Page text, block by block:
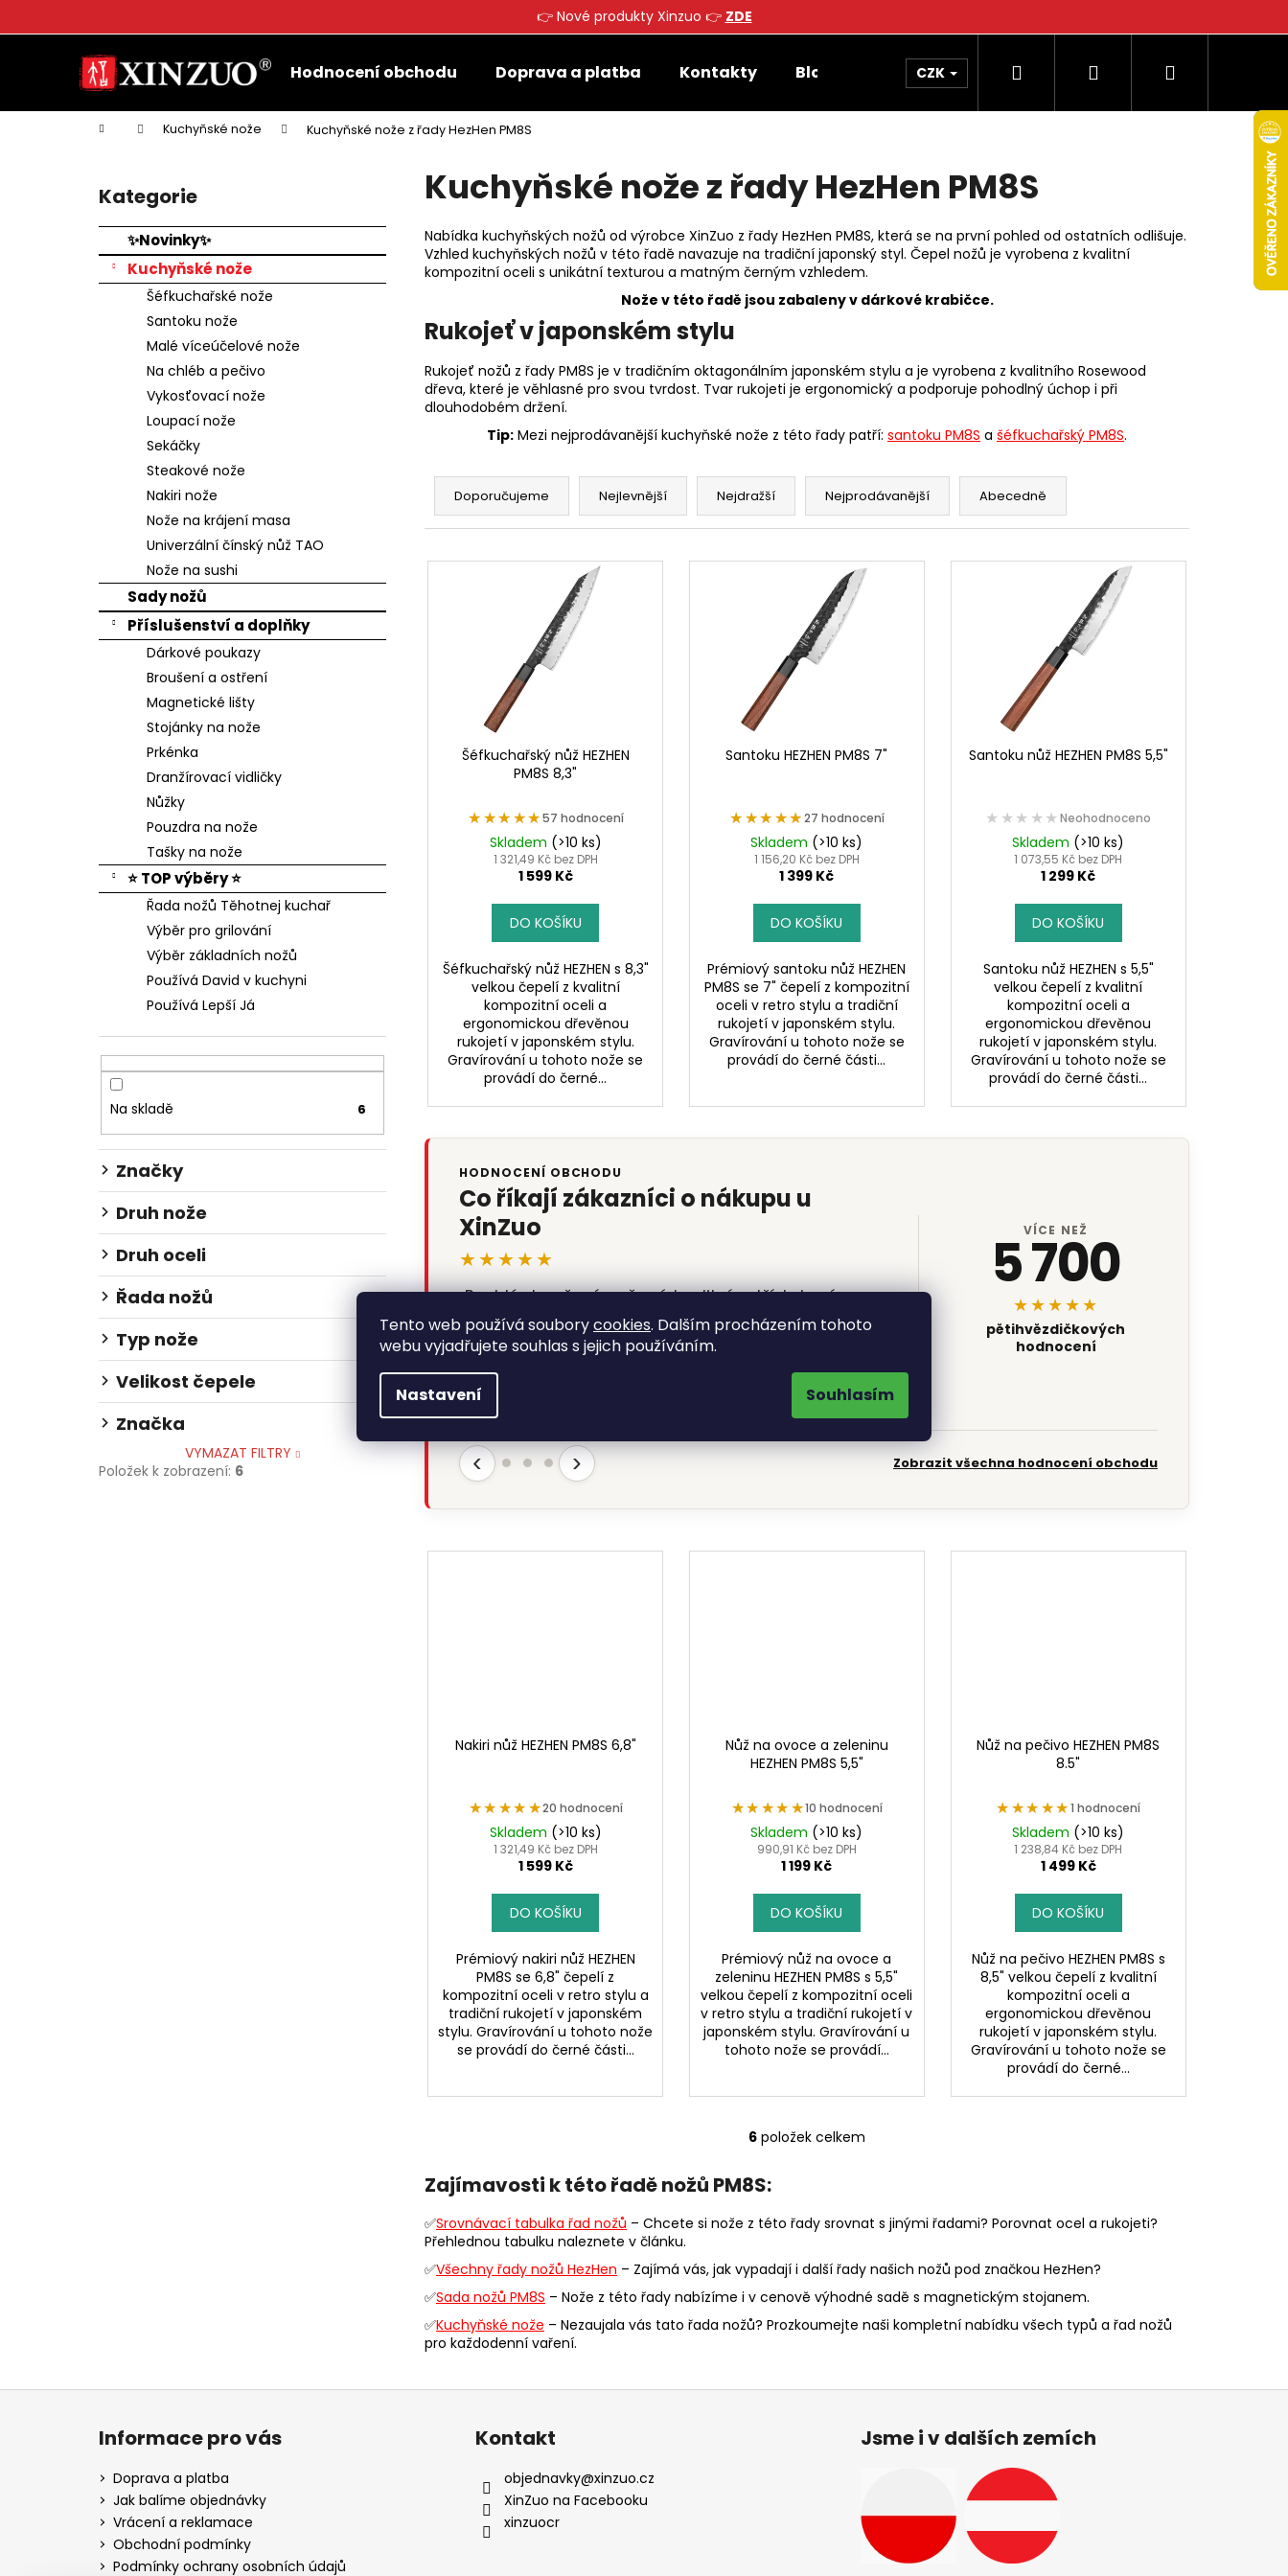
👉 Nové produkty Xinzuo 👉 ZDE
Tento web používá souborycookies. Dalším procházením tohoto
webu vyjadřujete souhlas s jejich používáním.
Nastavení Souhlasím
Hodnocení obchodu Doprava a platba Kontakty Blog CZK Hledat PřihlášeníNákupní
Domů Kuchyňské nože Kuchyňské nože z řady HezHen PM8S
Přeskočit
kategorie
Kategorie
✨Novinky✨
Kuchyňské nože
Šéfkuchařské nože
Santoku nože
Malé víceúčelové nože
Na chléb a pečivo
Vykosťovací nože
Loupací nože
Sekáčky
Steakové nože
Nakiri nože
Nože na krájení masa
Univerzální čínský nůž TAO
Nože na sushi
Sady nožů
Příslušenství a doplňky
Dárkové poukazy
Broušení a ostření
Magnetické lišty
Stojánky na nože
Prkénka
Dranžírovací vidličky
Nůžky
Pouzdra na nože
Tašky na nože
⭐ TOP výběry ⭐
Řada nožů Těhotnej kuchař
Výběr pro grilování
Výběr základních nožů
Používá David v kuchyni
Používá Lepší Já
Na skladě 6
Značky
Druh nože
Druh oceli
Řada nožů
Typ nože
Velikost čepele
Značka
VYMAZAT FILTRY
Položek k zobrazení: 6
Kuchyňské nože z řady HezHen PM8S
Nabídka kuchyňských nožů od výrobce XinZuo z řady HezHen PM8S, která se na první pohled od ostatních odlišuje.
Vzhled kuchyňských nožů v této řadě navazuje na tradiční japonský styl. Čepel nožů je vyrobena z kvalitní
kompozitní oceli s unikátní texturou a matným černým vzhledem.
Nože v této řadě jsou zabaleny v dárkové krabičce.
Rukojeť v japonském stylu
Rukojeť nožů z řady PM8S je v tradičním oktagonálním japonském stylu a je vyrobena z kvalitního Rosewood
dřeva, které je věhlasné pro svou tvrdost. Tvar rukojeti je ergonomický a podporuje pohodlný úchop i při
dlouhodobém držení.
Tip: Mezi nejprodávanější kuchyňské nože z této řady patří: santoku PM8S a šéfkuchařský PM8S.
Ř
z
Doporučujeme Nejlevnější Nejdražší Nejprodávanější Abecedně
V
Šéfkuchařský nůž HEZHEN
PM8S 8,3"
★★★★★
★★★★★57 hodnocení
Skladem (>10 ks)
1 321,49 Kč bez DPH
1 599 Kč
DO KOŠÍKU
Šéfkuchařský nůž HEZHEN s 8,3"
velkou čepelí z kvalitní
kompozitní oceli a
ergonomickou dřevěnou
rukojetí v japonském stylu.
Gravírování u tohoto nože se
provádí do černé...
Santoku HEZHEN PM8S 7"
★★★★★
★★★★★27 hodnocení
Skladem (>10 ks)
1 156,20 Kč bez DPH
1 399 Kč
DO KOŠÍKU
Prémiový santoku nůž HEZHEN
PM8S se 7" čepelí z kompozitní
oceli v retro stylu a tradiční
rukojetí v japonském stylu.
Gravírování u tohoto nože se
provádí do černé části...
Santoku nůž HEZHEN PM8S 5,5"
★★★★★
★★★★★ Neohodnoceno
Skladem (>10 ks)
1 073,55 Kč bez DPH
1 299 Kč
DO KOŠÍKU
Santoku nůž HEZHEN s 5,5"
velkou čepelí z kvalitní
kompozitní oceli a
ergonomickou dřevěnou
rukojetí v japonském stylu.
Gravírování u tohoto nože se
provádí do černé části...
HODNOCENÍ OBCHODU
Co říkají zákazníci o nákupu u
XinZuo
★★★★★
„Rychlé doručení, nuž má kvalitní ostří, takový
nuž jsem nikdy neměl.“
RB Rostislav Bures
Hodnoceno 31.7.2026
VÍCE NEŽ
5 700
★★★★★
pětihvězdičkových
hodnocení
‹ › Zobrazit všechna hodnocení obchodu
Nakiri nůž HEZHEN PM8S 6,8"
★★★★★
★★★★★20 hodnocení
Skladem (>10 ks)
1 321,49 Kč bez DPH
1 599 Kč
DO KOŠÍKU
Prémiový nakiri nůž HEZHEN
PM8S se 6,8" čepelí z
kompozitní oceli v retro stylu a
tradiční rukojetí v japonském
stylu. Gravírování u tohoto nože
se provádí do černé části...
Nůž na ovoce a zeleninu
HEZHEN PM8S 5,5"
★★★★★
★★★★★10 hodnocení
Skladem (>10 ks)
990,91 Kč bez DPH
1 199 Kč
DO KOŠÍKU
Prémiový nůž na ovoce a
zeleninu HEZHEN PM8S s 5,5"
velkou čepelí z kompozitní oceli
v retro stylu a tradiční rukojetí v
japonském stylu. Gravírování u
tohoto nože se provádí...
Nůž na pečivo HEZHEN PM8S
8.5"
★★★★★
★★★★★1 hodnocení
Skladem (>10 ks)
1 238,84 Kč bez DPH
1 499 Kč
DO KOŠÍKU
Nůž na pečivo HEZHEN PM8S s
8,5" velkou čepelí z kvalitní
kompozitní oceli a
ergonomickou dřevěnou
rukojetí v japonském stylu.
Gravírování u tohoto nože se
provádí do černé...
O
d
c
í
r
y
6 položek celkem
Zajímavosti k této řadě nožů PM8S:
✅Srovnávací tabulka řad nožů – Chcete si nože z této řady srovnat s jinými řadami? Porovnat ocel a rukojeti?
Přehlednou tabulku naleznete v článku.
✅Všechny řady nožů HezHen – Zajímá vás, jak vypadají i další řady našich nožů pod značkou HezHen?
✅Sada nožů PM8S – Nože z této řady nabízíme i v cenově výhodné sadě s magnetickým stojanem.
✅Kuchyňské nože – Nezaujala vás tato řada nožů? Prozkoumejte naši kompletní nabídku všech typů a řad nožů
pro každodenní vaření.
o
k Co potřebujete najít?
HLEDAT
Doporučujeme
Z
Informace pro vás
Doprava a platba
Jak balíme objednávky
Vrácení a reklamace
Obchodní podmínky
Podmínky ochrany osobních údajů
Kontakt
objednavky@xinzuo.cz
XinZuo na Facebooku
xinzuocr
Jsme i v dalších zemích